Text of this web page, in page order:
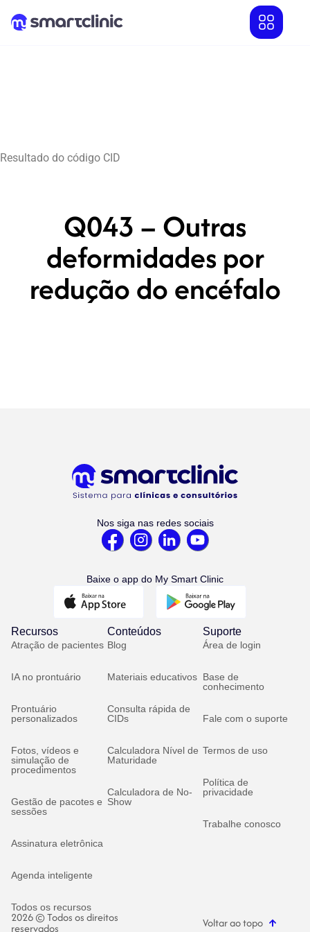
Resultado do código CID
Q043 – Outras
deformidades por
redução do encéfalo
Nos siga nas redes sociais
Baixe o app do My Smart Clinic
Recursos
Atração de pacientes
IA no prontuário
Prontuário
personalizados
Fotos, vídeos e
simulação de
procedimentos
Gestão de pacotes e
sessões
Assinatura eletrônica
Agenda inteligente
Todos os recursos
Conteúdos
Blog
Materiais educativos
Consulta rápida de
CIDs
Calculadora Nível de
Maturidade
Calculadora de No-
Show
Suporte
Área de login
Base de
conhecimento
Fale com o suporte
Termos de uso
Política de
privacidade
Trabalhe conosco
2026 © Todos os direitos
reservados Voltar ao topo